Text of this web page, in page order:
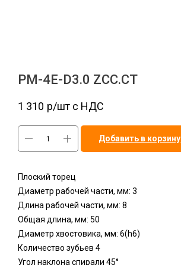
PM-4E-D3.0 ZCC.CT
1 310 р/шт c НДС
Добавить в корзину
Плоский торец
Диаметр рабочей части, мм: 3
Длина рабочей части, мм: 8
Общая длина, мм: 50
Диаметр хвостовика, мм: 6(h6)
Количество зубьев 4
Угол наклона спирали 45°